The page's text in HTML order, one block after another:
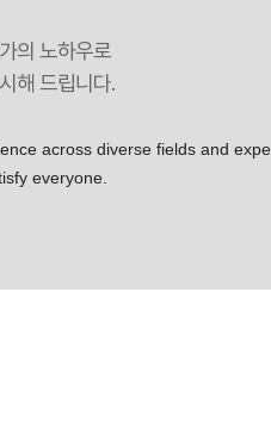
의 노하우로
해 드립니다.
across diverse fields and
everyone.